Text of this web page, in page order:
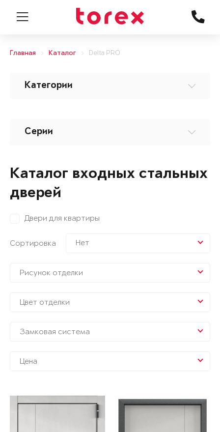
Главная Каталог Delta PRO
Категории
Серии
Каталог входных стальных
дверей
Двери для квартиры
Сортировка Нет
Рисунок отделки
Цвет отделки
Замковая система
Цена